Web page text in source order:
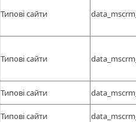
Типові сайти
Типові сайти
Типові сайти
Типові сайти